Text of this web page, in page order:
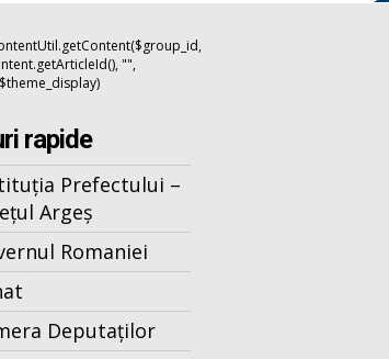
"",
rapide
Prefectului –
Argeș
Romaniei
Deputaților